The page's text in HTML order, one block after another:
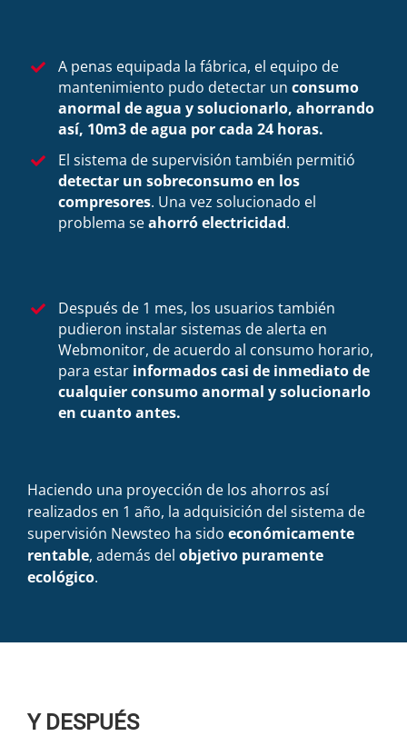
A penas equipada la fábrica, el equipo de
mantenimiento pudo detectar un consumo
anormal de agua y solucionarlo, ahorrando
así, 10m3 de agua por cada 24 horas.
El sistema de supervisión también permitió
detectar un sobreconsumo en los
compresores. Una vez solucionado el
problema seahorró electricidad.
Después de 1 mes, los usuarios también
pudieron instalar sistemas de alerta en
Webmonitor, de acuerdo al consumo horario,
para estar informados casi de inmediato de
cualquier consumo anormal y solucionarlo
en cuanto antes.
Haciendo una proyección de los ahorros así
realizados en 1 año, la adquisición del sistema de
supervisión Newsteo ha sido económicamente
rentable, además del objetivo puramente
ecológico.
Y DESPUÉS